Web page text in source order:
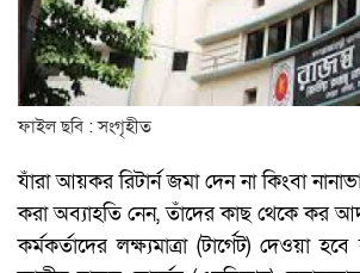
ফাইল ছবি : সংগৃহীত
যাঁরা আয়কর রিটার্ন জমা দেন না কিংবা
করা অব্যাহতি নেন, তাঁদের কাছ থেকে কর
কর্মকর্তাদের লক্ষ্যমাত্রা (টার্গেট) দেওয়া